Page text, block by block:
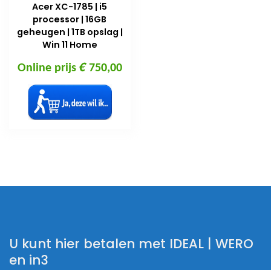
Acer XC-1785 | i5
processor | 16GB
geheugen | 1TB opslag |
Win 11 Home
Online prijs €750,00
U kunt hier betalen met IDEAL | WERO
en in3